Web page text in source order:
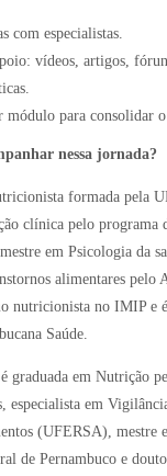
com especialistas.
vídeos, artigos,
módulo para consolidar o
nessa jornada?
formada pela
clínica pelo programa
em Psicologia da
alimentares
nutricionista no IMIP e
Saúde.
é graduada em Nutrição
especialista em
(UFERSA), mestre
de Pernambuco e